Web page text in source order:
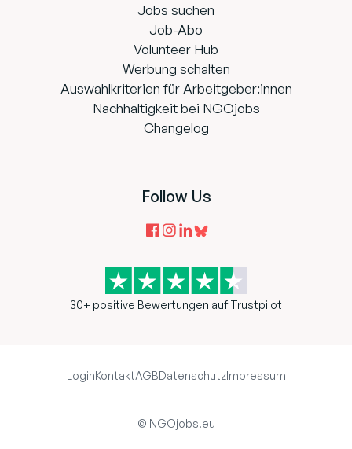
Jobs suchen
Job-Abo
Volunteer Hub
Werbung schalten
Auswahlkriterien für Arbeitgeber:innen
Nachhaltigkeit bei NGOjobs
Changelog
Follow Us
30+ positive Bewertungen auf Trustpilot
LoginKontaktAGBDatenschutzImpressum
© NGOjobs.eu